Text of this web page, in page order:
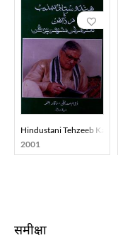
Hindustani Tehzeeb Ka
2001
समीक्षा